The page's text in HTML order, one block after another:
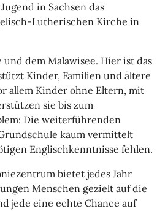
in Sachsen das
Lutherischen Kirche in
dem Malawisee. Hier ist das
Kinder, Familien und ältere
allem Kinder ohne Eltern, mit
sie bis zum
Die weiterführenden
kaum vermittelt
Englischkenntnisse fehlen.
bietet jedes Jahr
Menschen gezielt auf die
jede eine echte Chance auf